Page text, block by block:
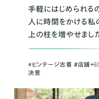
手軽にはじめられる
人に時間をかける私
上の柱を増やせました
#ビンテージ古着 ＃店舗＋
決意